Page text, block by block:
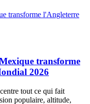
transforme
2026
tout ce qui fait
populaire, altitude,